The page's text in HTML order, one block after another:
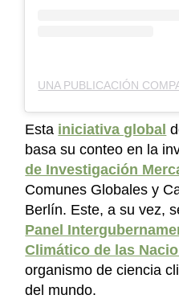
Esta iniciativa global
basa su conteo en la
de Investigación
Comunes Globales y
Berlín. Este, a su vez,
Panel
Climático de las
organismo de ciencia
del mundo.